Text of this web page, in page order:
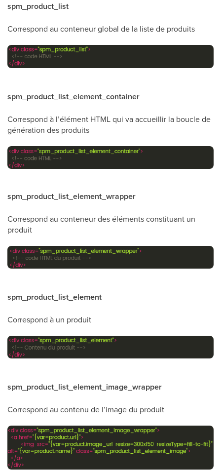
spm_product_list
Correspond au conteneur global de la liste de produits
spm_product_list_element_container
Correspond à l’élément HTML qui va accueillir la boucle de
génération des produits
spm_product_list_element_wrapper
Correspond au conteneur des éléments constituant un
produit
spm_product_list_element
Correspond à un produit
spm_product_list_element_image_wrapper
Correspond au contenu de l’image du produit